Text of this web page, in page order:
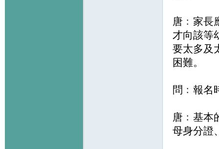
唐﹕家長
才向該等
要太多及
困難。
問﹕報名
唐﹕基本
母身分證